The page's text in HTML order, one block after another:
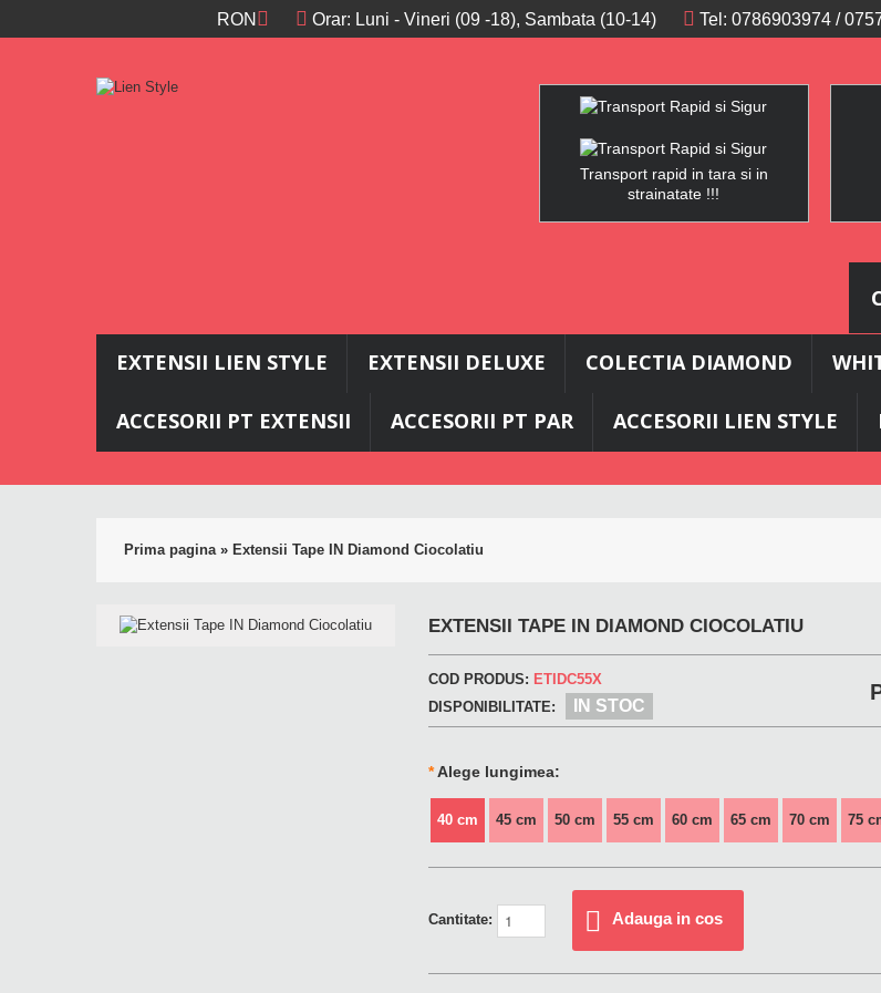
RON Orar: Luni - Vineri (09 -18), Sambata (10-14) Tel: 0786903974 /
Transport rapid in tara si in
strainatate !!!
EXTENSII LIEN STYLE EXTENSII DELUXE COLECTIA DIAMOND
ACCESORII PT EXTENSII ACCESORII PT PAR ACCESORII LIEN STYLE
Prima pagina» Extensii Tape IN Diamond Ciocolatiu
EXTENSII TAPE IN DIAMOND CIOCOLATIU
COD PRODUS: ETIDC55X
DISPONIBILITATE:
IN STOC
*Alege lungimea:
40 cm 45 cm 50 cm 55 cm 60 cm 65 cm 70 cm 75
Cantitate: Adauga in cos